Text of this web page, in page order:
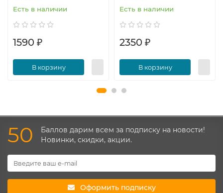
Есть в наличии
1590 ₽
В корзину
Есть в наличии
2350 ₽
В корзину
50
Баллов дарим всем за подписку на новости!
Новинки, скидки, акции.
Оформить подписку